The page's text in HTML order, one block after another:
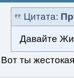
Цитата:
Давайте
Вот ты